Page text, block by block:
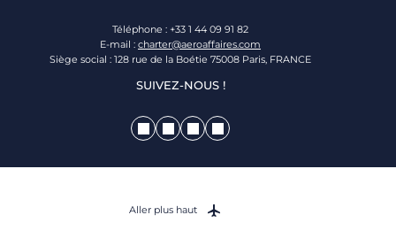
Téléphone : +33 1 44 09 91 82
E-mail : charter@aeroaffaires.com
Siège social : 128 rue de la Boétie 75008 Paris, FRANCE
SUIVEZ-NOUS !
Aller plus haut